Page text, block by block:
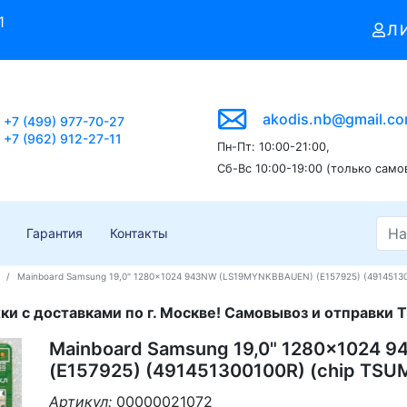
+7 (499) 977-70-27
+7 (962) 912-27-11
Пн-Пт: 10:00-21:00,
Сб-Вс 10:00-19:00 (только
Гарантия Контакты
Mainboard Samsung 19,0" 1280x1024 943NW (LS19MYNKBBAUEN) (E157925)
с доставками по г. Москве! Самовывоз и отправки
Mainboard Samsung 19,0" 1280x1024
(E157925) (491451300100R) (chip
Артикул: 00000021072